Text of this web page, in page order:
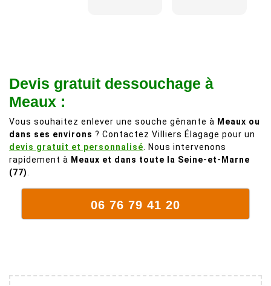
comme on en
débordait trop
chez les
plein de bois
mort. C'est
délicat parce
Devis gratuit dessouchage à
Meaux :
Vous souhaitez enlever une souche gênante à Meaux ou
dans ses environs ? Contactez Villiers Élagage pour un
devis gratuit et personnalisé . Nous intervenons
rapidement à Meaux et dans toute la Seine-et-Marne
(77)
06 76 79 41 20